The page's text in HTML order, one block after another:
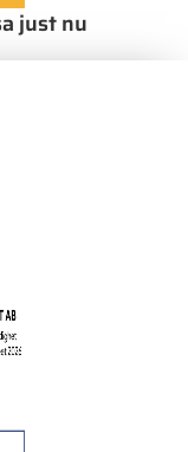
just nu